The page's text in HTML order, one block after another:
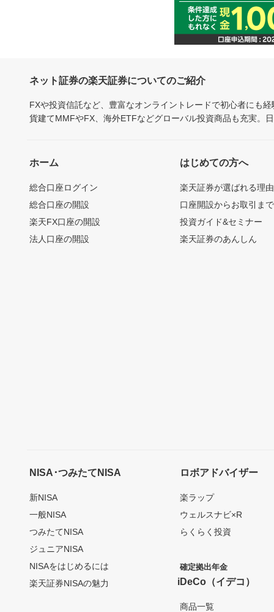
ネット証券の楽天証券についてのご紹介
FXや投資信託など、豊富なオンライントレードで初心者にも
貨建てMMFやFX、海外ETFなどグローバル投資商品も充実。
ホーム
総合口座ログイン
総合口座の開設
楽天FX口座の開設
法人口座の開設
はじめての方へ
楽天証券が選ばれる理由
口座開設からお取引ま
投資ガイド&セミナー
楽天証券のあんしん
NISA･つみたてNISA
新NISA
一般NISA
つみたてNISA
ジュニアNISA
NISAをはじめるには
楽天証券NISAの魅力
ロボアドバイザー
楽ラップ
ウェルスナビ×R
らくらく投資
確定拠出年金
iDeCo（イデコ）
商品一覧